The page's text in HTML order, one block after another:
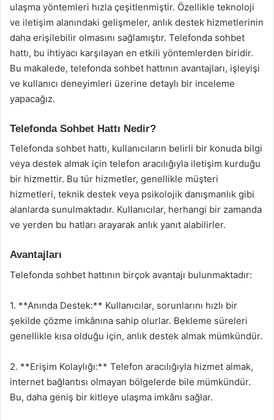
ulaşma yöntemleri hızla çeşitlenmiştir. Özellikle teknoloji
ve iletişim alanındaki gelişmeler, anlık destek hizmetlerinin
daha erişilebilir olmasını sağlamıştır. Telefonda sohbet
hattı, bu ihtiyacı karşılayan en etkili yöntemlerden biridir.
Bu makalede, telefonda sohbet hattının avantajları, işleyişi
ve kullanıcı deneyimleri üzerine detaylı bir inceleme
yapacağız.
Telefonda Sohbet Hattı Nedir?
Telefonda sohbet hattı, kullanıcıların belirli bir konuda bilgi
veya destek almak için telefon aracılığıyla iletişim kurduğu
bir hizmettir. Bu tür hizmetler, genellikle müşteri
hizmetleri, teknik destek veya psikolojik danışmanlık gibi
alanlarda sunulmaktadır. Kullanıcılar, herhangi bir zamanda
ve yerden bu hatları arayarak anlık yanıt alabilirler.
Avantajları
Telefonda sohbet hattının birçok avantajı bulunmaktadır:
1. **Anında Destek:** Kullanıcılar, sorunlarını hızlı bir
şekilde çözme imkânına sahip olurlar. Bekleme süreleri
genellikle kısa olduğu için, anlık destek almak mümkündür.
2. **Erişim Kolaylığı:** Telefon aracılığıyla hizmet almak,
internet bağlantısı olmayan bölgelerde bile mümkündür.
Bu, daha geniş bir kitleye ulaşma imkânı sağlar.